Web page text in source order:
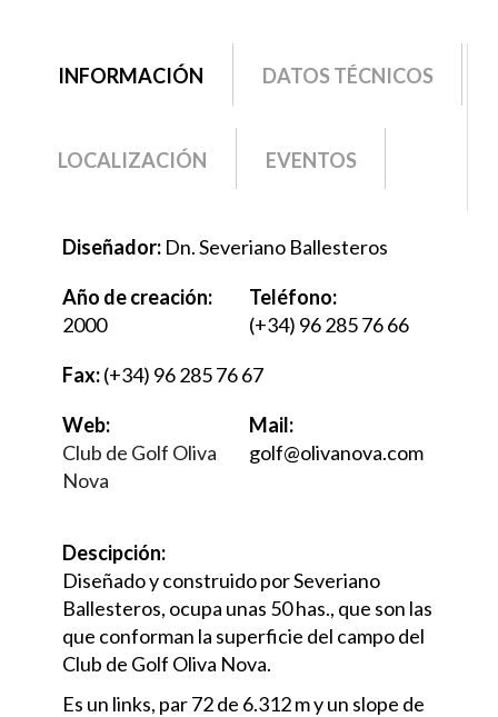
grupo2
INFORMACIÓN (SOLAPA
ACTIVA)
DATOS TÉCNICOS
LOCALIZACIÓN EVENTOS
Diseñador: Dn. Severiano Ballesteros
Año de creación:
2000
Teléfono:
(+34) 96 285 76 66
Fax:(+34) 96 285 76 67
Web:
Club de Golf Oliva
Nova
Mail:
golf@olivanova.com
Descipción:
Diseñado y construido por Severiano
Ballesteros, ocupa unas 50 has., que son las
que conforman la superficie del campo del
Club de Golf Oliva Nova.
Es un links, par 72 de 6.312 m y un slope de